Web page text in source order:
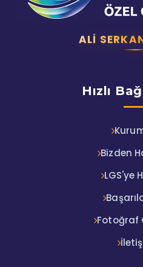
ALI
Hızlı
Bizden
LGS'ye
Fotoğraf